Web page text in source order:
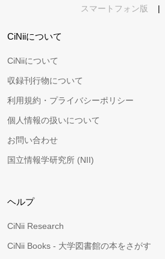
スマートフォン版 |
CiNiiについて
CiNiiについて
収録刊行物について
利用規約・プライバシーポリシー
個人情報の扱いについて
お問い合わせ
国立情報学研究所 (NII)
ヘルプ
CiNii Research
CiNii Books - 大学図書館の本をさがす